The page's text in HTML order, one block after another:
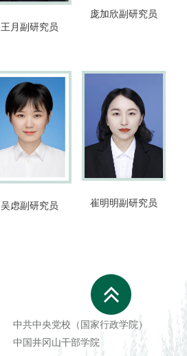
王月 副研究员
庞加欣副研究员
吴虑副研究员 崔明明 副研究员
中共中央党校（国家行政学院）
中国井冈山干部学院